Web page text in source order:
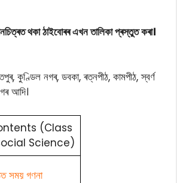
থকা ঠাইবোৰৰ এখন তালিকা প্ৰস্তুত কৰা।
কুণ্ডিল নগৰ, ডবকা, ৰত্নপীঠ, কামপীঠ, স্বৰ্ণ
আদি।
(Class
Science)
সময় গণনা